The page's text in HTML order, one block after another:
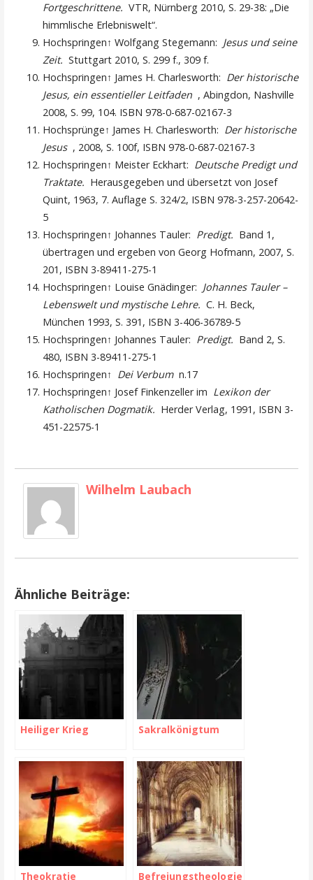
Fortgeschrittene. VTR, Nürnberg 2010, S. 29-38: „Die
himmlische Erlebniswelt“.
Hochspringen↑ Wolfgang Stegemann: Jesus und seine
Zeit. Stuttgart 2010, S. 299 f., 309 f.
Hochspringen↑ James H. Charlesworth: Der historische
Jesus, ein essentieller Leitfaden , Abingdon, Nashville
2008, S. 99, 104. ISBN 978-0-687-02167-3
Hochsprünge↑ James H. Charlesworth: Der historische
Jesus , 2008, S. 100f, ISBN 978-0-687-02167-3
Hochspringen↑ Meister Eckhart: Deutsche Predigt und
Traktate. Herausgegeben und übersetzt von Josef
Quint, 1963, 7. Auflage S. 324/2, ISBN 978-3-257-20642-
5
Hochspringen↑ Johannes Tauler: Predigt. Band 1,
übertragen und ergeben von Georg Hofmann, 2007, S.
201, ISBN 3-89411-275-1
Hochspringen↑ Louise Gnädinger: Johannes Tauler –
Lebenswelt und mystische Lehre. C. H. Beck,
München 1993, S. 391, ISBN 3-406-36789-5
Hochspringen↑ Johannes Tauler: Predigt. Band 2, S.
480, ISBN 3-89411-275-1
Hochspringen↑ Dei Verbum n.17
Hochspringen↑ Josef Finkenzeller im Lexikon der
Katholischen Dogmatik. Herder Verlag, 1991, ISBN 3-
451-22575-1
Wilhelm Laubach
Ähnliche Beiträge:
Heiliger Krieg Sakralkönigtum
Theokratie Befreiungstheologie